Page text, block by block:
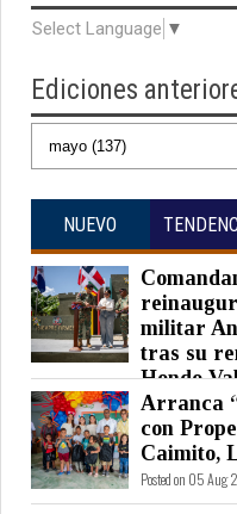
Select Language ▼
Ediciones
NUEVO
militar
tras su
Hondo
Posted on 05 Aug 2026 - 0
Arranca
con
Caimito,
Posted on 05